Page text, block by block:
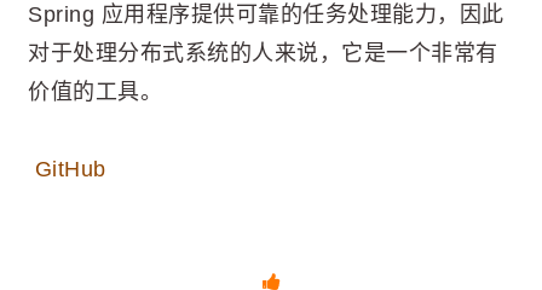
Spring 应用程序提供可靠的任务处理能力，因此
对于处理分布式系统的人来说，它是一个非常有
价值的工具。
GitHub